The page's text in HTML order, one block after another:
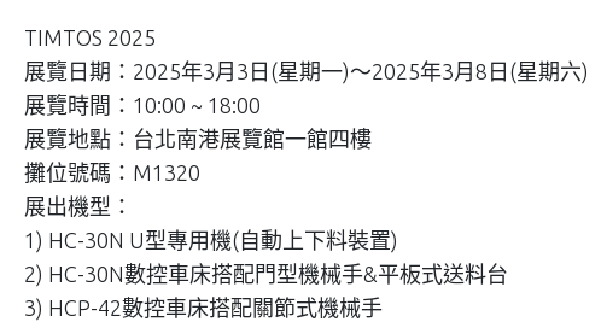
TIMTOS 2025
展覽日期：2025年3月3日(星期一)～2025年3月8日(星期六)
展覽時間：10:00 ~ 18:00
展覽地點：台北南港展覽館一館四樓
攤位號碼：M1320
展出機型：
1) HC-30N U型專用機(自動上下料裝置)
2) HC-30N數控車床搭配門型機械手&平板式送料台
3) HCP-42數控車床搭配關節式機械手